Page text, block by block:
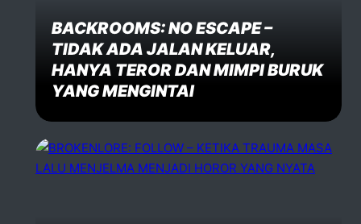
BACKROOMS: NO ESCAPE –
TIDAK ADA JALAN KELUAR,
HANYA TEROR DAN MIMPI BURUK
YANG MENGINTAI